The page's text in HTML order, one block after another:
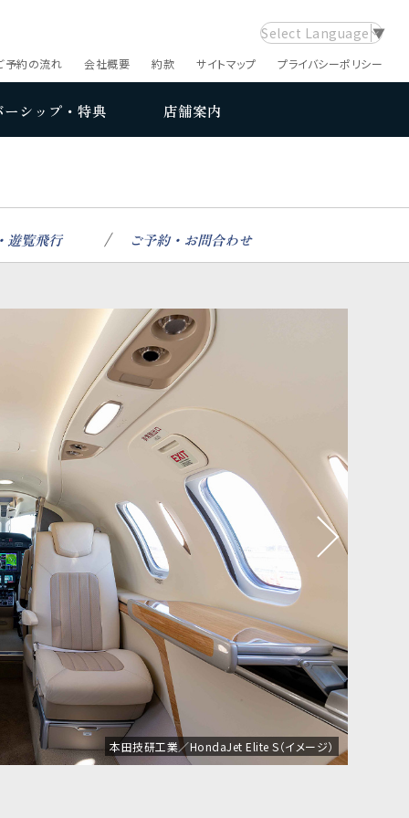
Select Language ▼
プライバシーポリシー
サイトマップ
約款
会社概要
予約の流れ
ーシップ・特典 店舗案内
遊覧飛行 ご予約・お問合わせ
本田技研工業／HondaJet Elite S（イメージ）